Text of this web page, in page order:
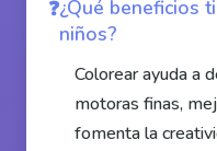
¿Qué beneficios
niños?
Colorear ayuda a
motoras finas,
fomenta la